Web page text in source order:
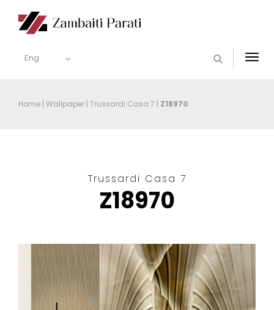
Eng
Home | Wallpaper | Trussardi Casa 7 | Z18970
Trussardi Casa 7
Z18970